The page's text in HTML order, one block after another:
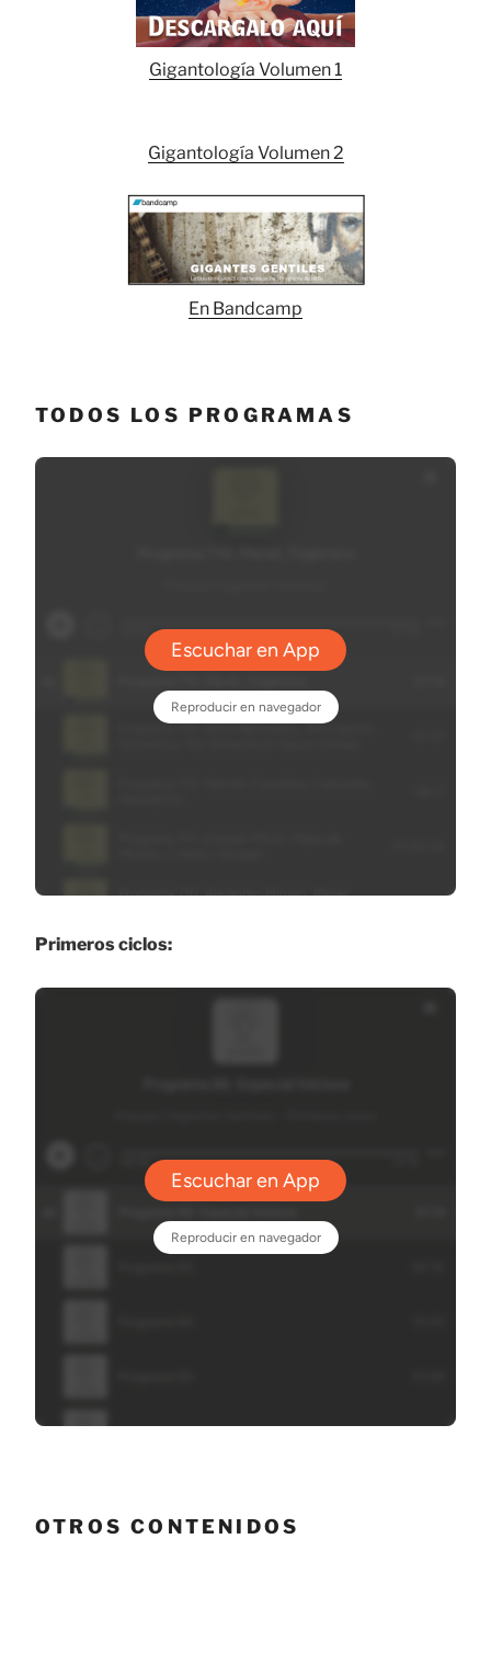
Gigantología Volumen 1
Gigantología Volumen 2
En Bandcamp
TODOS LOS PROGRAMAS
Primeros ciclos:
OTROS CONTENIDOS